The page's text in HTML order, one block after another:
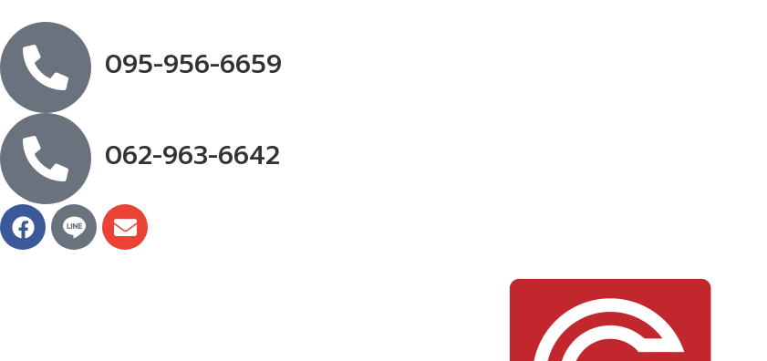
095-956-6659
062-963-6642